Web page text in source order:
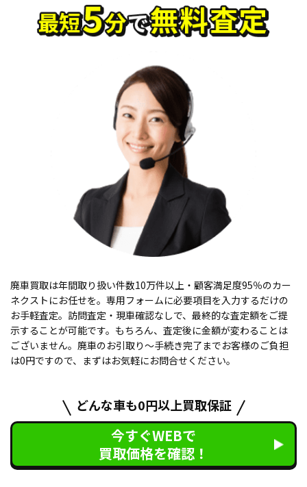
廃車買取は年間取り扱い件数10万件以上・顧客満足度95％のカー
ネクストにお任せを。専用フォームに必要項目を入力するだけの
お手軽査定。訪問査定・現車確認なしで、最終的な査定額をご提
示することが可能です。もちろん、査定後に金額が変わることは
ございません。廃車のお引取り〜手続き完了までお客様のご負担
は0円ですので、まずはお気軽にお問合せください。
どんな車も0円以上買取保証
今すぐWEBで
買取価格を確認！